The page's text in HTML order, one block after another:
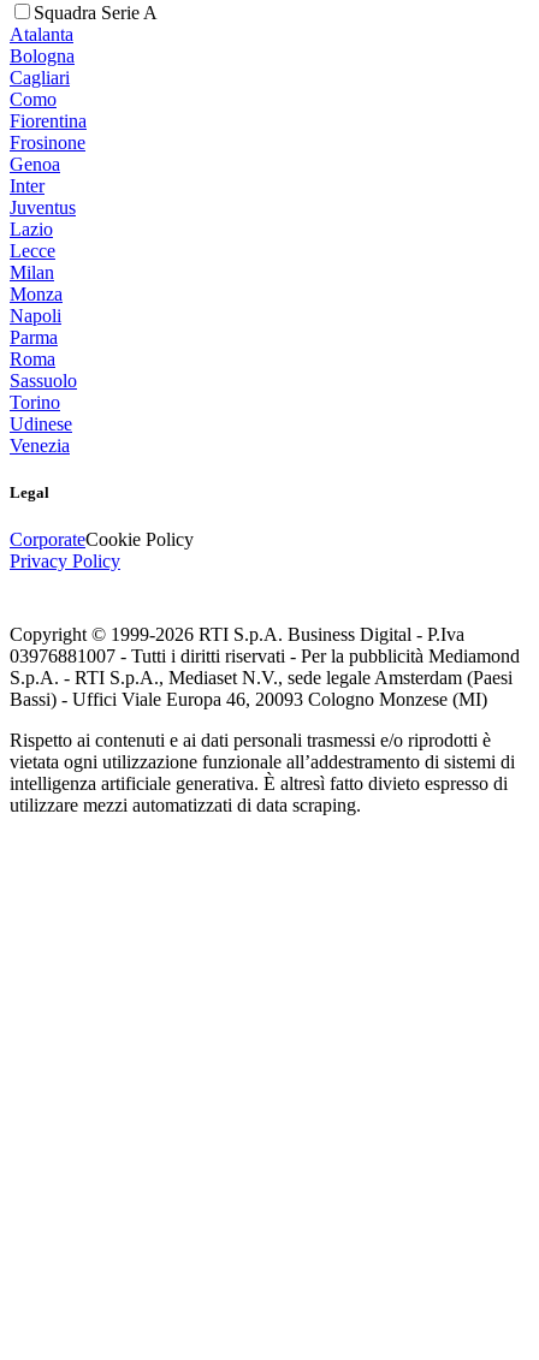
Squadra Serie A
Atalanta
Bologna
Cagliari
Como
Fiorentina
Frosinone
Genoa
Inter
Juventus
Lazio
Lecce
Milan
Monza
Napoli
Parma
Roma
Sassuolo
Torino
Udinese
Venezia
Legal
CorporateCookie Policy
Privacy Policy
Copyright © 1999-2026 RTI S.p.A. Business Digital - P.Iva
03976881007 - Tutti i diritti riservati - Per la pubblicità Mediamond
S.p.A. - RTI S.p.A., Mediaset N.V., sede legale Amsterdam (Paesi
Bassi) - Uffici Viale Europa 46, 20093 Cologno Monzese (MI)
Rispetto ai contenuti e ai dati personali trasmessi e/o riprodotti è
vietata ogni utilizzazione funzionale all’addestramento di sistemi di
intelligenza artificiale generativa. È altresì fatto divieto espresso di
utilizzare mezzi automatizzati di data scraping.